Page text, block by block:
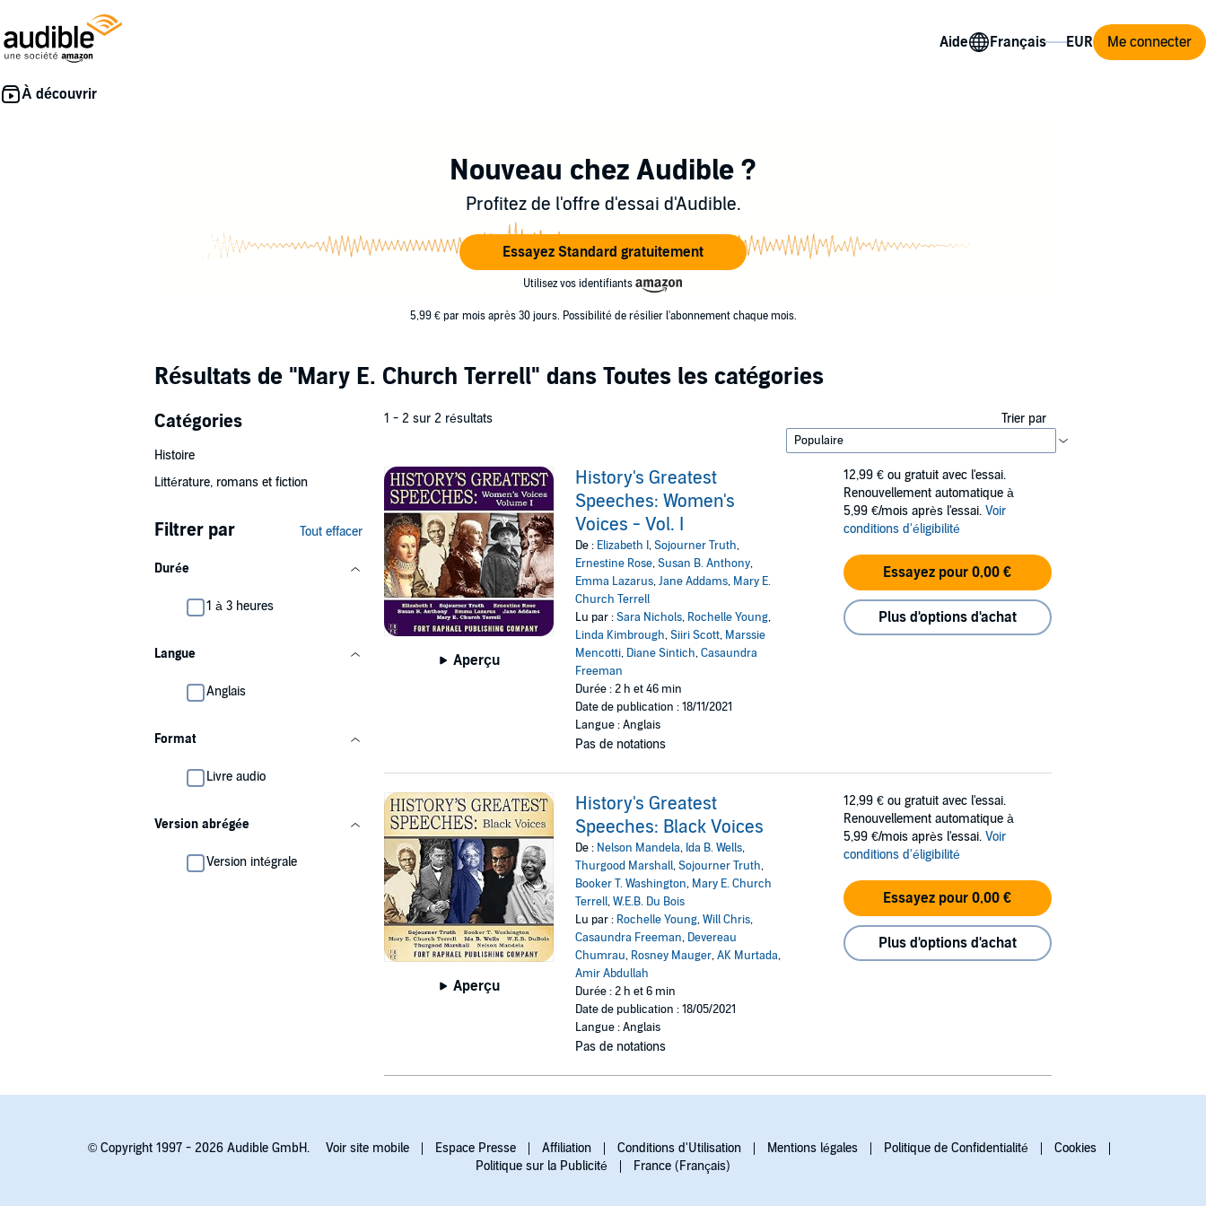
Aide Me connecter
Nouveau chez Audible ?
Profitez de l'offre d'essai d'Audible.
Essayez Standard gratuitement
Utilisez vos identifiants
5,99 € par mois après 30 jours. Possibilité de résilier l'abonnement chaque mois.
Résultats de "Mary E. Church Terrell" dans Toutes les catégories
Catégories
Histoire
Littérature, romans et fiction
Filtrer par Tout effacer
Durée
1 à 3 heures
Langue
Anglais
Format
Livre audio
Version abrégée
Version intégrale
1 - 2 sur 2 résultats Trier par
Aperçu
History's Greatest
Speeches: Women's
Voices - Vol. I
De : Elizabeth I,Sojourner Truth,
Ernestine Rose,Susan B. Anthony,
Emma Lazarus,Jane Addams, Mary E.
Church Terrell
Lu par :Sara Nichols, Rochelle Young,
Linda Kimbrough,Siiri Scott, Marssie
Mencotti, Diane Sintich,Casaundra
Freeman
Durée : 2 h et 46 min
Date de publication : 18/11/2021
Langue : Anglais
Pas de notations
12,99 € ou gratuit avec l'essai.
Renouvellement automatique à
5,99 €/mois après l'essai. Voir
conditions d'éligibilité
Essayez pour 0,00 €
Plus d'options d'achat
Aperçu
History's Greatest
Speeches: Black Voices
De : Nelson Mandela, Ida B. Wells,
Thurgood Marshall,Sojourner Truth,
Booker T. Washington, Mary E. Church
Terrell,W.E.B. Du Bois
Lu par : Rochelle Young,Will Chris,
Casaundra Freeman, Devereau
Chumrau, Rosney Mauger,AK Murtada,
Amir Abdullah
Durée : 2 h et 6 min
Date de publication : 18/05/2021
Langue : Anglais
Pas de notations
12,99 € ou gratuit avec l'essai.
Renouvellement automatique à
5,99 €/mois après l'essai. Voir
conditions d'éligibilité
Essayez pour 0,00 €
Plus d'options d'achat
© Copyright 1997 - 2026 Audible GmbH. Voir site mobile Espace Presse Affiliation Conditions d'Utilisation Mentions légales Politique de Confidentialité
Cookies
Politique sur la Publicité
France (Français)